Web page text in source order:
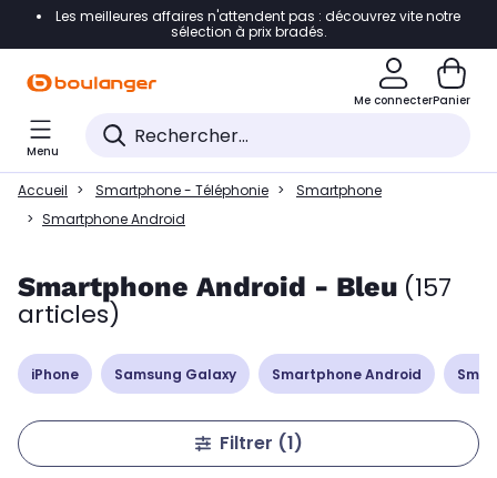
Accéder directement à la navigation
Accéder directement à la liste des produits
Accéder directement au contenu
Accéder directement au pied de page
Accéder directement au chatbot
Les meilleures affaires n'attendent pas : découvrez vite notre
sélection à prix bradés.
Me connecterPanier
Menu
Accueil Smartphone - Téléphonie
Smartphone
Smartphone Android
Smartphone Android - Bleu (157
articles)
iPhone Samsung Galaxy Smartphone Android
Filtrer (1)